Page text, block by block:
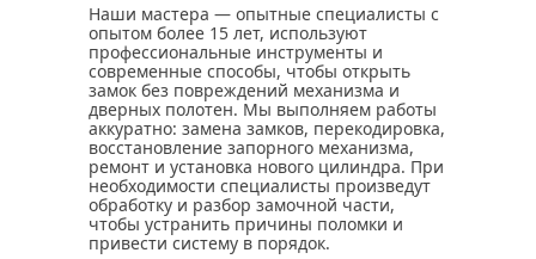
Наши мастера — опытные специалисты с
опытом более 15 лет, используют
профессиональные инструменты и
современные способы, чтобы открыть
замок без повреждений механизма и
дверных полотен. Мы выполняем работы
аккуратно: замена замков, перекодировка,
восстановление запорного механизма,
ремонт и установка нового цилиндра. При
необходимости специалисты произведут
обработку и разбор замочной части,
чтобы устранить причины поломки и
привести систему в порядок.